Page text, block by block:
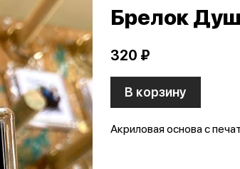
Брелок
320 ₽
В корзину
Акриловая основа с